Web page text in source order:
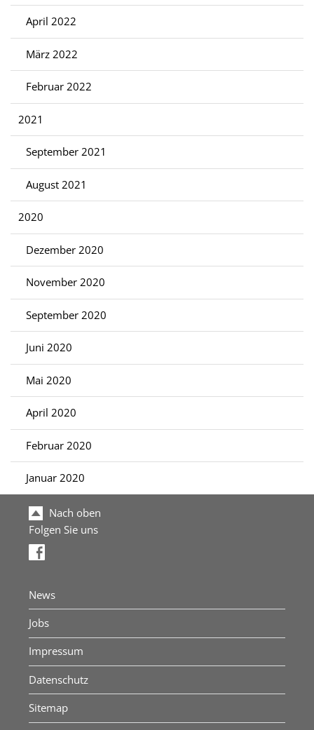
April 2022
März 2022
Februar 2022
2021
September 2021
August 2021
2020
Dezember 2020
November 2020
September 2020
Juni 2020
Mai 2020
April 2020
Februar 2020
Januar 2020
Nach oben
Folgen Sie uns
News
Jobs
Impressum
Datenschutz
Sitemap